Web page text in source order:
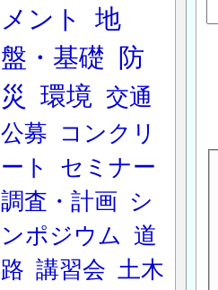
メント
地
盤・基礎
防
災
環境 交通
公募
コンクリ
ート
セミナー
調査・計画
シ
ンポジウム 道
路 講習会 土木